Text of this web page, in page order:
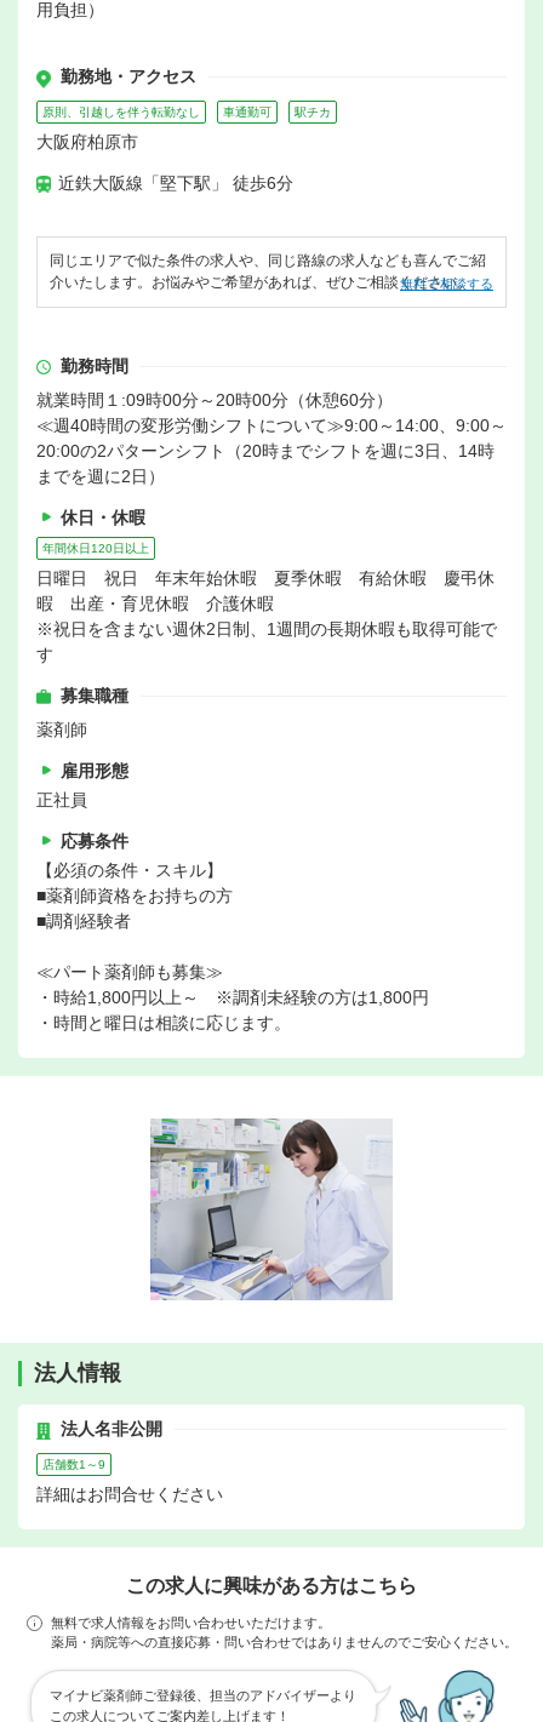
用負担）
勤務地・アクセス
原則、引越しを伴う転勤なし 車通勤可 駅チカ
大阪府柏原市
近鉄大阪線「堅下駅」 徒歩6分
同じエリアで似た条件の求人や、同じ路線の求人なども喜んでご紹
介いたします。お悩みやご希望があれば、ぜひご相談ください。
無料で相談する
勤務時間
就業時間１:09時00分～20時00分（休憩60分）
≪週40時間の変形労働シフトについて≫9:00～14:00、9:00～
20:00の2パターンシフト（20時までシフトを週に3日、14時
までを週に2日）
休日・休暇
年間休日120日以上
日曜日 祝日 年末年始休暇 夏季休暇 有給休暇 慶弔休
暇 出産・育児休暇 介護休暇
※祝日を含まない週休2日制、1週間の長期休暇も取得可能で
す
募集職種
薬剤師
雇用形態
正社員
応募条件
【必須の条件・スキル】
■薬剤師資格をお持ちの方
■調剤経験者
≪パート薬剤師も募集≫
・時給1,800円以上～ ※調剤未経験の方は1,800円
・時間と曜日は相談に応じます。
法人情報
法人名非公開
店舗数1～9
詳細はお問合せください
この求人に興味がある方はこちら
無料で求人情報をお問い合わせいただけます。
薬局・病院等への直接応募・問い合わせではありませんのでご安心ください。
マイナビ薬剤師ご登録後、担当のアドバイザーより
この求人についてご案内差し上げます！